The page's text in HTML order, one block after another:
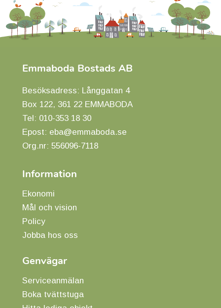
Emmaboda Bostads AB
Besöksadress: Långgatan 4
Box 122, 361 22 EMMABODA
Tel: 010-353 18 30
Epost: eba@emmaboda.se
Org.nr: 556096-7118
Information
Ekonomi
Mål och vision
Policy
Jobba hos oss
Genvägar
Serviceanmälan
Boka tvättstuga